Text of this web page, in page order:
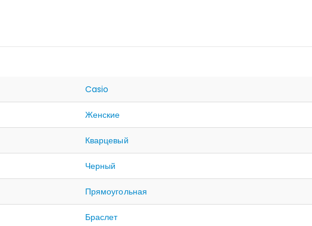
Casio
Женские
Кварцевый
Черный
Прямоугольная
Браслет